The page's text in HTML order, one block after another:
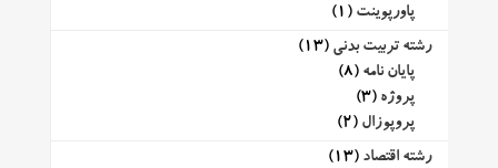
پاورپوینت (1)
رشته تربیت بدنی (13)
پایان نامه (8)
پروژه (3)
پروپوزال (2)
رشته اقتصاد (13)